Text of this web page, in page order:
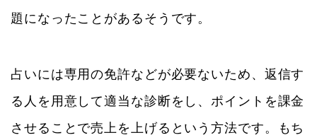
題になったことがあるそうです。
占いには専用の免許などが必要ないため、返信す
る人を用意して適当な診断をし、ポイントを課金
させることで売上を上げるという方法です。もち